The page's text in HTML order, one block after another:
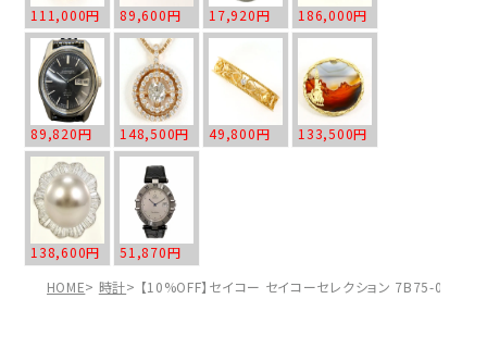
111,000円 89,600円 17,920円 186,000円
89,820円 148,500円 49,800円 133,500円
138,600円
51,870円
HOME
時計 【10%OFF】セイコー セイコーセレクション 7B75-0AA0